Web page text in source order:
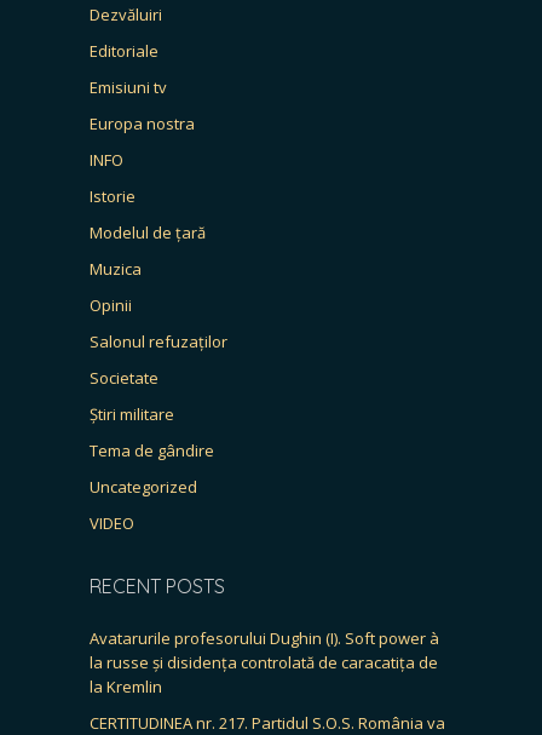
Dezvăluiri
Editoriale
Emisiuni tv
Europa nostra
INFO
Istorie
Modelul de țară
Muzica
Opinii
Salonul refuzaților
Societate
Știri militare
Tema de gândire
Uncategorized
VIDEO
RECENT POSTS
Avatarurile profesorului Dughin (I). Soft power à
la russe și disidența controlată de caracatița de
la Kremlin
CERTITUDINEA nr. 217. Partidul S.O.S. România va